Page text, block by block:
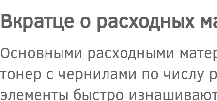
Вкратце о расходных
Основными расходными
тонер с чернилами по числу
элементы быстро